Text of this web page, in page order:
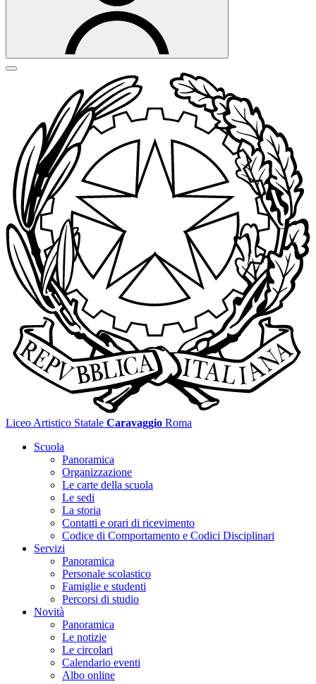
Liceo Artistico Statale Caravaggio Roma
Scuola
Panoramica
Organizzazione
Le carte della scuola
Le sedi
La storia
Contatti e orari di ricevimento
Codice di Comportamento e Codici Disciplinari
Servizi
Panoramica
Personale scolastico
Famiglie e studenti
Percorsi di studio
Novità
Panoramica
Le notizie
Le circolari
Calendario eventi
Albo online